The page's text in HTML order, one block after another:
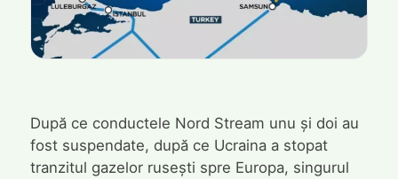
După ce conductele Nord Stream unu și doi au
fost suspendate, după ce Ucraina a stopat
tranzitul gazelor rusești spre Europa, singurul